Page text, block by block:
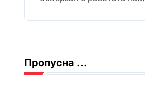
Пропусна ...